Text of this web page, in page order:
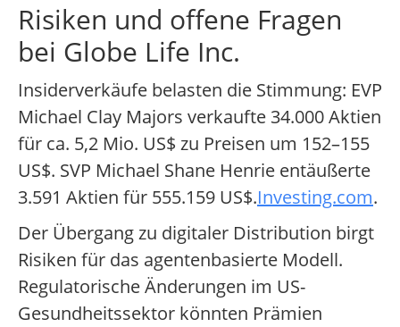
Risiken und offene Fragen
bei Globe Life Inc.
Insiderverkäufe belasten die Stimmung: EVP
Michael Clay Majors verkaufte 34.000 Aktien
für ca. 5,2 Mio. US$ zu Preisen um 152–155
US$. SVP Michael Shane Henrie entäußerte
3.591 Aktien für 555.159 US$.Investing.com.
Der Übergang zu digitaler Distribution birgt
Risiken für das agentenbasierte Modell.
Regulatorische Änderungen im US-
Gesundheitssektor könnten Prämien